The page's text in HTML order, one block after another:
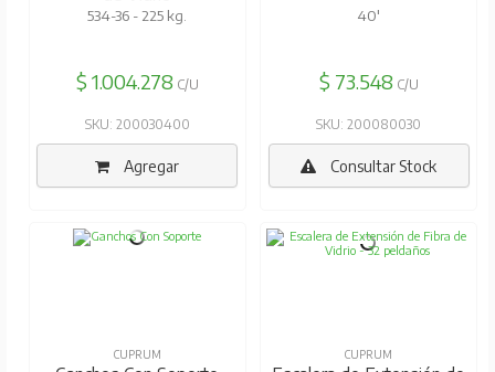
534-36 - 225 kg.
$ 1.004.278 C/U
SKU: 200030400
Agregar
40'
$ 73.548 C/U
SKU: 200080030
Consultar Stock
CUPRUM CUPRUM